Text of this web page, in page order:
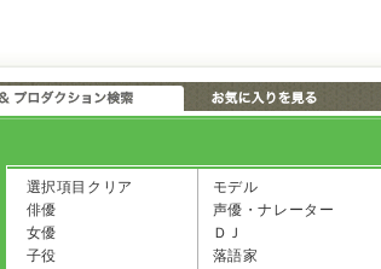
選択項目クリア
俳優
女優
子役
モデル
声優・ナレーター
ＤＪ
落語家